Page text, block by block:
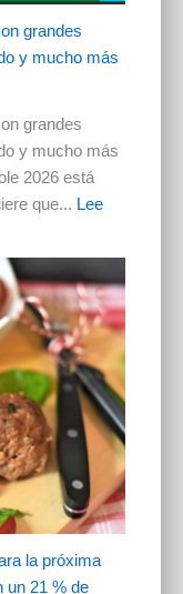
grandes
y mucho más
grandes
y mucho más
2026 está
que... Lee
la próxima
un 21 % de